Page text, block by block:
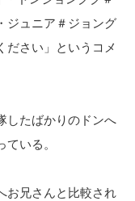
ジュニア＃ジョング
ださい」というコメ
したばかりのドンへ
いる。
お兄さんと比較され